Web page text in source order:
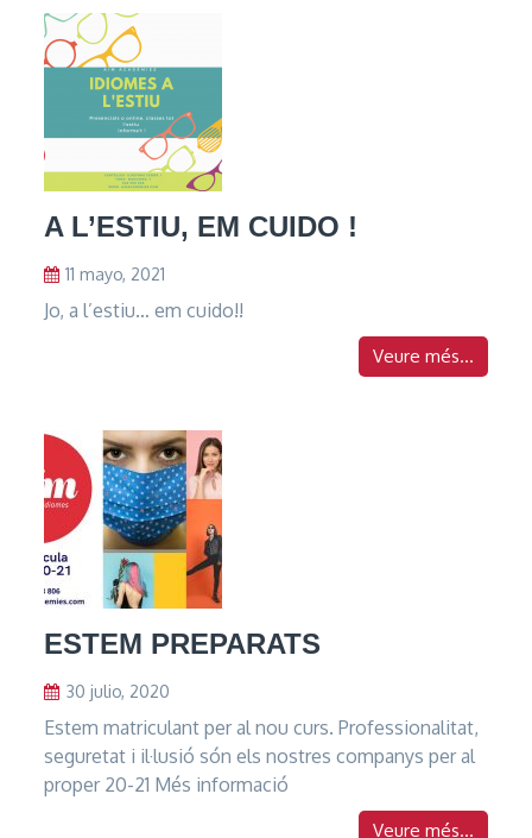
A L’ESTIU, EM CUIDO !
11 mayo, 2021
Jo, a l’estiu… em cuido!!
Veure més...
ESTEM PREPARATS
30 julio, 2020
Estem matriculant per al nou curs. Professionalitat,
seguretat i il·lusió són els nostres companys per al
proper 20-21 Més informació
Veure més...